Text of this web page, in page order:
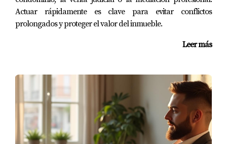
comparativas del mercado; no subestimes ni
sobrevalores tu propiedad.
Muestra flexibilidad en las visitas; cuanto más
Recuerda mantener una actitud positiva durante
CONCLUSIÓN
Vender tu vivienda en Madrid no tiene por qué ser una
experiencia dolorosa si aprendes a soltar el apego
Actuar rápidamente es clave para evitar conflictos
prolongados y proteger el valor del inmueble.
Leer más